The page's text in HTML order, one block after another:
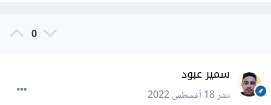
0
سمير عبود
نشر18 أغسطس 2022